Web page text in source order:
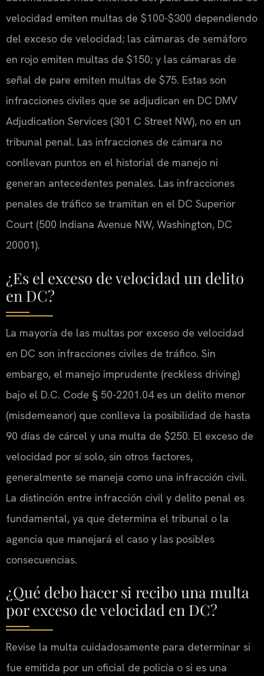
velocidad emiten multas de $100-$300 dependiendo
del exceso de velocidad; las cámaras de semáforo
en rojo emiten multas de $150; y las cámaras de
señal de pare emiten multas de $75. Estas son
infracciones civiles que se adjudican en DC DMV
Adjudication Services (301 C Street NW), no en un
tribunal penal. Las infracciones de cámara no
conllevan puntos en el historial de manejo ni
generan antecedentes penales. Las infracciones
penales de tráfico se tramitan en el DC Superior
Court (500 Indiana Avenue NW, Washington, DC
20001).
¿Es el exceso de velocidad un delito
en DC?
La mayoría de las multas por exceso de velocidad
en DC son infracciones civiles de tráfico. Sin
embargo, el manejo imprudente (reckless driving)
bajo el D.C. Code § 50-2201.04 es un delito menor
(misdemeanor) que conlleva la posibilidad de hasta
90 días de cárcel y una multa de $250. El exceso de
velocidad por sí solo, sin otros factores,
generalmente se maneja como una infracción civil.
La distinción entre infracción civil y delito penal es
fundamental, ya que determina el tribunal o la
agencia que manejará el caso y las posibles
consecuencias.
¿Qué debo hacer si recibo una multa
por exceso de velocidad en DC?
Revise la multa cuidadosamente para determinar si
fue emitida por un oficial de policía o si es una